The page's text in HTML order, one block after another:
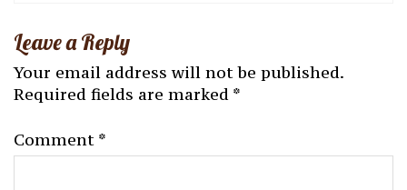
Leave a Reply
Your email address will not be published.
Required fields are marked *
Comment *